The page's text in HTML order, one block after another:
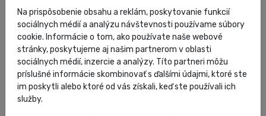
POPIS
Popis
Na prispôsobenie obsahu a reklám, poskytovanie funkcií
sociálnych médií a analýzu návštevnosti používame súbory
cookie. Informácie o tom, ako používate naše webové
stránky, poskytujeme aj našim partnerom v oblasti
sociálnych médií, inzercie a analýzy. Títo partneri môžu
príslušné informácie skombinovať s ďalšími údajmi, ktoré ste
im poskytli alebo ktoré od vás získali, keď ste používali ich
služby.